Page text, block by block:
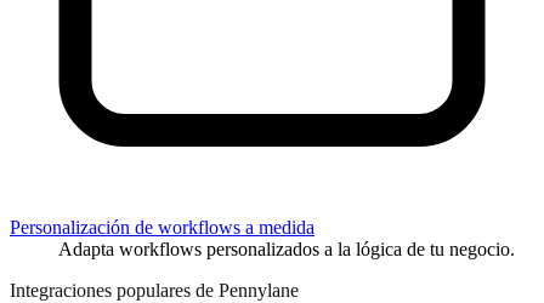
Personalización de workflows a medida
Adapta workflows personalizados a la lógica de tu negocio.
Integraciones populares de Pennylane